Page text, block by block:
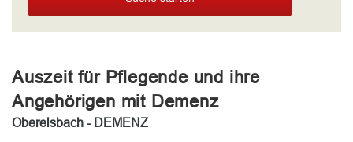
Auszeit für Pflegende und ihre
Angehörigen mit Demenz
Oberelsbach - DEMENZ